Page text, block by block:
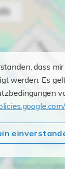
dass
werden. Es